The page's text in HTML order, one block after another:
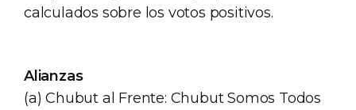
calculados sobre los votos positivos.
Alianzas
(a) Chubut al Frente: Chubut Somos Todos